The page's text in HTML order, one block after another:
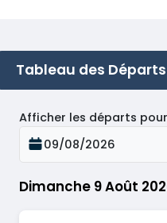
Tableau des
Dimanche 9 Août
Afficher les départs pour
09/08/2026